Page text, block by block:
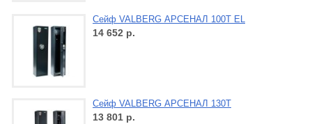
Сейф VALBERG АРСЕНАЛ 100Т EL
14 652 р.
Сейф VALBERG АРСЕНАЛ 130Т
13 801 р.